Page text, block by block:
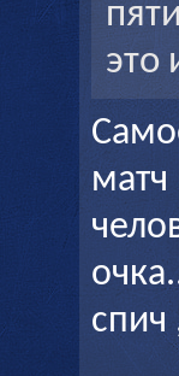
это
спич